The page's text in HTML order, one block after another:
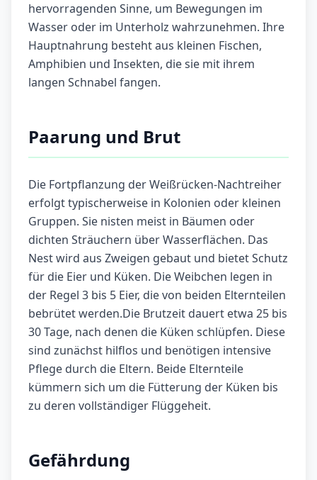
hervorragenden Sinne, um Bewegungen im
Wasser oder im Unterholz wahrzunehmen. Ihre
Hauptnahrung besteht aus kleinen Fischen,
Amphibien und Insekten, die sie mit ihrem
langen Schnabel fangen.
Paarung und Brut
Die Fortpflanzung der Weißrücken-Nachtreiher
erfolgt typischerweise in Kolonien oder kleinen
Gruppen. Sie nisten meist in Bäumen oder
dichten Sträuchern über Wasserflächen. Das
Nest wird aus Zweigen gebaut und bietet Schutz
für die Eier und Küken. Die Weibchen legen in
der Regel 3 bis 5 Eier, die von beiden Elternteilen
bebrütet werden.Die Brutzeit dauert etwa 25 bis
30 Tage, nach denen die Küken schlüpfen. Diese
sind zunächst hilflos und benötigen intensive
Pflege durch die Eltern. Beide Elternteile
kümmern sich um die Fütterung der Küken bis
zu deren vollständiger Flüggeheit.
Gefährdung